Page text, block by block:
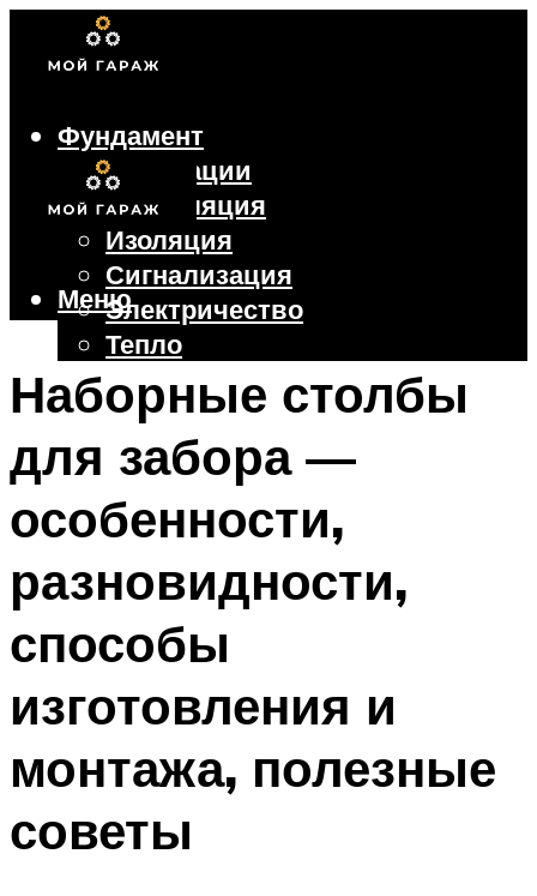
Фундамент
Коммуникации
Вентиляция
Изоляция
Сигнализация
Электричество
Тепло
Крыша
Ворота
Меню
Меню
Наборные столбы
для забора —
особенности,
разновидности,
способы
изготовления и
монтажа, полезные
советы